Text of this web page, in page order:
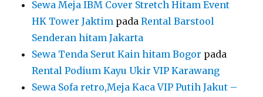
Sewa Meja IBM Cover Stretch Hitam Event
HK Tower Jaktim padaRental Barstool
Senderan hitam Jakarta
Sewa Tenda Serut Kain hitam Bogor pada
Rental Podium Kayu Ukir VIP Karawang
Sewa Sofa retro,Meja Kaca VIP Putih Jakut –